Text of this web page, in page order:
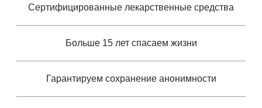
Сертифицированные лекарственные средства
Больше 15 лет спасаем жизни
Гарантируем сохранение анонимности